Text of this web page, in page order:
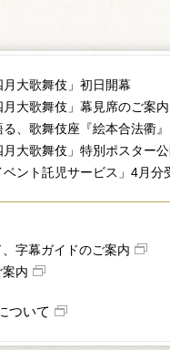
大歌舞伎」初日開幕
大歌舞伎」幕見席のご案内
、歌舞伎座『絵本合法衢』
大歌舞伎」特別ポスター公
ント託児サービス」4月分
字幕ガイドのご案内
内
ついて